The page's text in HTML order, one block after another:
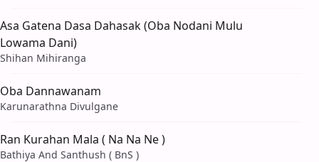
Asa Gatena Dasa Dahasak (Oba Nodani Mulu
Lowama Dani)
Shihan Mihiranga
Oba Dannawanam
Karunarathna Divulgane
Ran Kurahan Mala ( Na Na Ne )
Bathiya And Santhush ( BnS )